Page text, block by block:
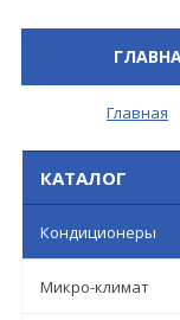
Главная
КАТАЛОГ
Кондиционеры
Микро-климат